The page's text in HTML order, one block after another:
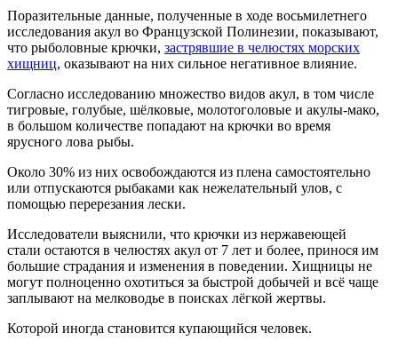
Поразительные данные, полученные в ходе восьмилетнего
исследования акул во Французской Полинезии, показывают,
что рыболовные крючки, застрявшие в челюстях морских
хищниц, оказывают на них сильное негативное влияние.
Согласно исследованию множество видов акул, в том числе
тигровые, голубые, шёлковые, молотоголовые и акулы-мако,
в большом количестве попадают на крючки во время
ярусного лова рыбы.
Около 30% из них освобождаются из плена самостоятельно
или отпускаются рыбаками как нежелательный улов, с
помощью перерезания лески.
Исследователи выяснили, что крючки из нержавеющей
стали остаются в челюстях акул от 7 лет и более, принося им
большие страдания и изменения в поведении. Хищницы не
могут полноценно охотиться за быстрой добычей и всё чаще
заплывают на мелководье в поисках лёгкой жертвы.
Которой иногда становится купающийся человек.